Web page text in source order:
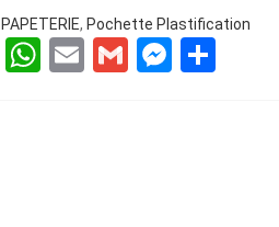
PAPETERIE, Pochette Plastification
LinkedIn
WhatsApp
EmailGmail